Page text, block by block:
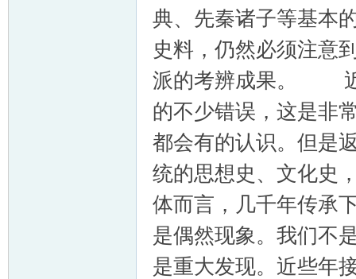
典、先秦诸子等基本
史料，仍然必须注意
派的考辨成果。 近
的不少错误，这是非
都会有的认识。但是
统的思想史、文化史
体而言，几千年传承
是偶然现象。我们不
是重大发现。近些年